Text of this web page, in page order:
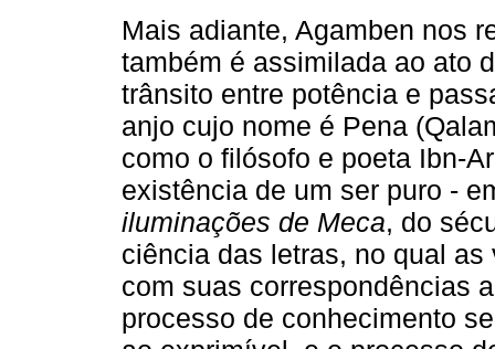
Mais adiante, Agamben nos
também é assimilada ao ato
trânsito entre potência e
anjo cujo nome é Pena
como o filósofo e poeta Ibn-
existência de um ser puro -
iluminações de Meca, do
ciência das letras, no qual
com suas correspondências
processo de conhecimento